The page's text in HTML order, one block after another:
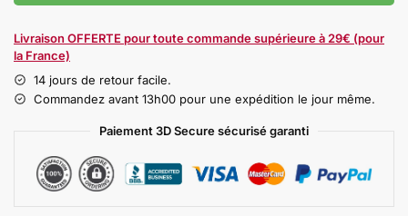
Livraison OFFERTE pour toute commande supérieure à 29€ (pour
la France)
14 jours de retour facile.
Commandez avant 13h00 pour une expédition le jour même.
Paiement 3D Secure sécurisé garanti